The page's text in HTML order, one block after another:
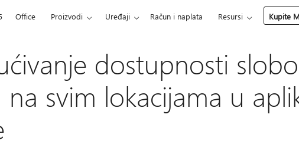
Office Proizvodi Uređaji Račun i naplata Resursi Kupite
dostupnosti
na svim lokacijama u